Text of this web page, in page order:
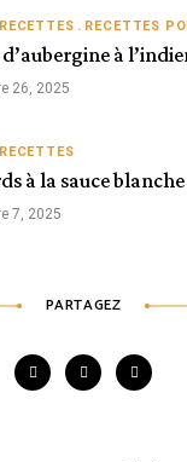
RECETTES RECETTES
à
26, 2025
RECETTES
à la sauce
7, 2025
PARTAGEZ